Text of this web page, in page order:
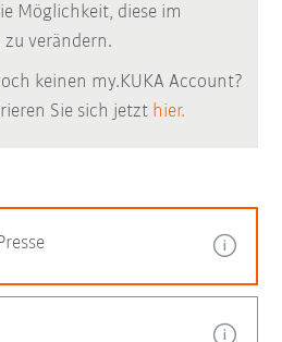
Möglichkeit, diese im
verändern.
keinen my.KUKA Account?
Sie sich jetzt hier.